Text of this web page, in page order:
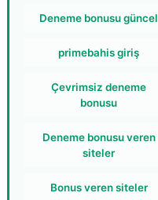
Deneme bonusu güncel
primebahis giriş
Çevrimsiz deneme
bonusu
Deneme bonusu veren
siteler
Bonus veren siteler